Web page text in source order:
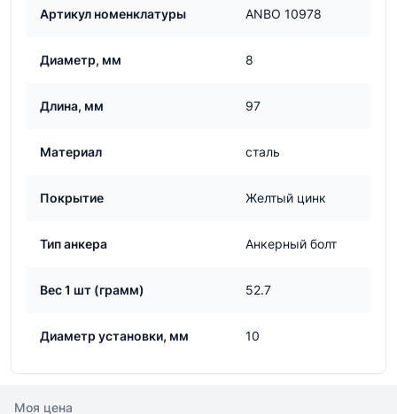
Артикул номенклатуры ANBO 10978
Диаметр, мм 8
Длина, мм 97
Материал сталь
Покрытие Желтый цинк
Тип анкера Анкерный болт
Вес 1 шт (грамм) 52.7
Диаметр установки, мм 10
Моя цена